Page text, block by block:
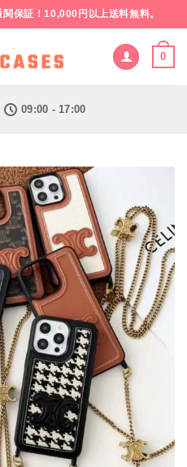
保証！10,000円以上送料無料。
0
09:00 - 17:00